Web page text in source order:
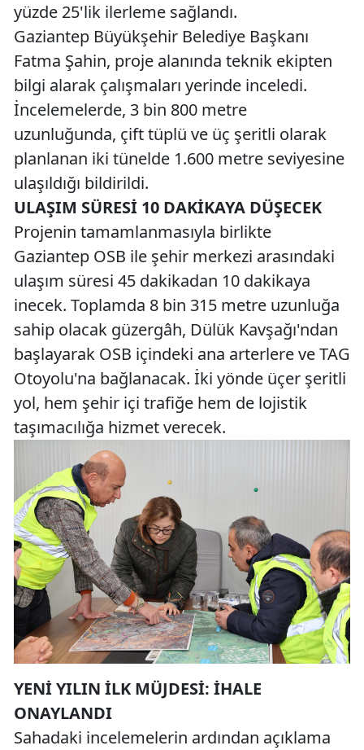
yüzde 25'lik ilerleme sağlandı.
Gaziantep Büyükşehir Belediye Başkanı
Fatma Şahin, proje alanında teknik ekipten
bilgi alarak çalışmaları yerinde inceledi.
İncelemelerde, 3 bin 800 metre
uzunluğunda, çift tüplü ve üç şeritli olarak
planlanan iki tünelde 1.600 metre seviyesine
ulaşıldığı bildirildi.
ULAŞIM SÜRESİ 10 DAKİKAYA DÜŞECEK
Projenin tamamlanmasıyla birlikte
Gaziantep OSB ile şehir merkezi arasındaki
ulaşım süresi 45 dakikadan 10 dakikaya
inecek. Toplamda 8 bin 315 metre uzunluğa
sahip olacak güzergâh, Dülük Kavşağı'ndan
başlayarak OSB içindeki ana arterlere ve TAG
Otoyolu'na bağlanacak. İki yönde üçer şeritli
yol, hem şehir içi trafiğe hem de lojistik
taşımacılığa hizmet verecek.
YENİ YILIN İLK MÜJDESİ: İHALE
ONAYLANDI
Sahadaki incelemelerin ardından açıklama